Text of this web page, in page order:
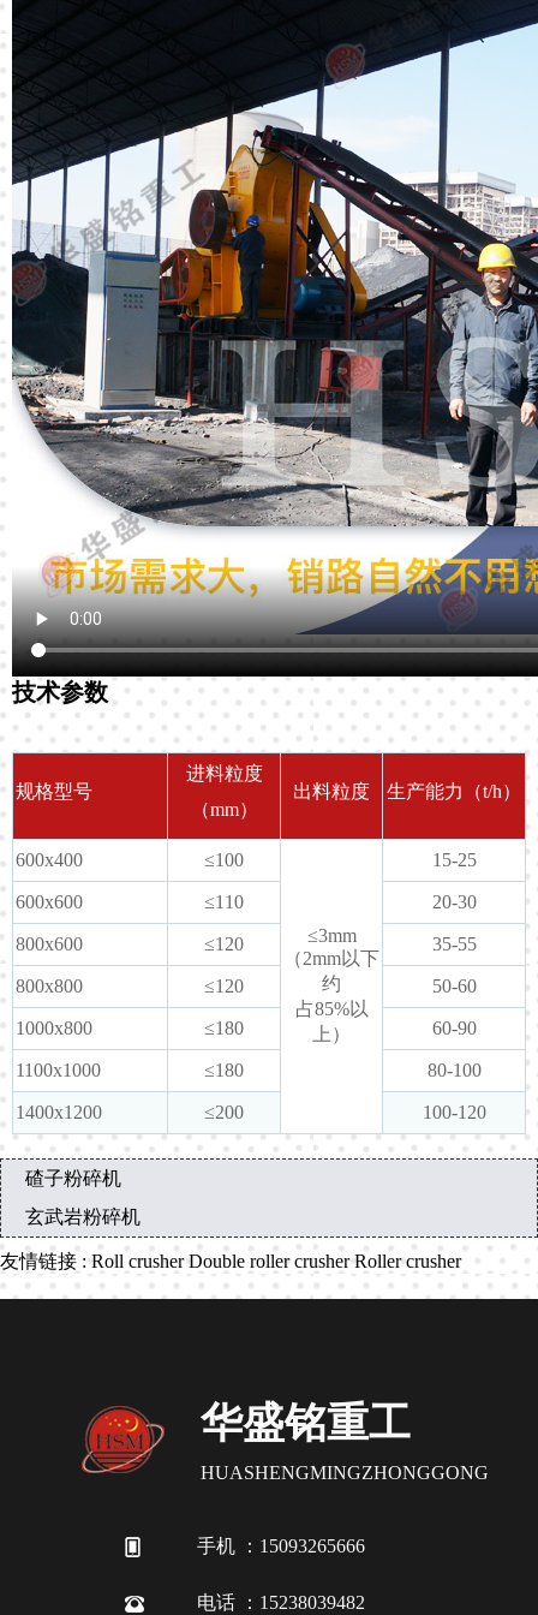
技术参数
规格型号
进料粒度
（mm）
出料粒度 生产能力（t/h）
600x400 ≤100
≤3mm
（2mm以下
约
占85%以
上）
15-25
600x600 ≤110 20-30
800x600 ≤120 35-55
800x800 ≤120 50-60
1000x800 ≤180 60-90
1100x1000 ≤180 80-100
1400x1200 ≤200 100-120
碴子粉碎机
玄武岩粉碎机
友情链接 :Roll crusher Double roller crusher Roller crusher
华盛铭重工
HUASHENGMINGZHONGGONG
手机 ：15093265666
电话 ：15238039482